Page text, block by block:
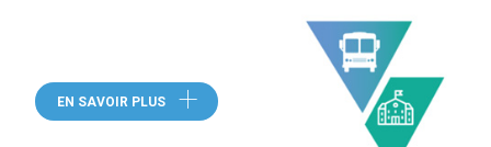
EN SAVOIR PLUS (CE LIEN OUVRE DANS UNE